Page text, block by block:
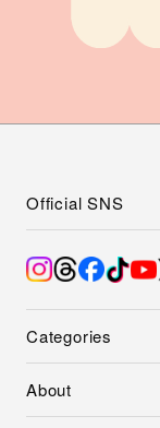
Categories
About
Official SNS